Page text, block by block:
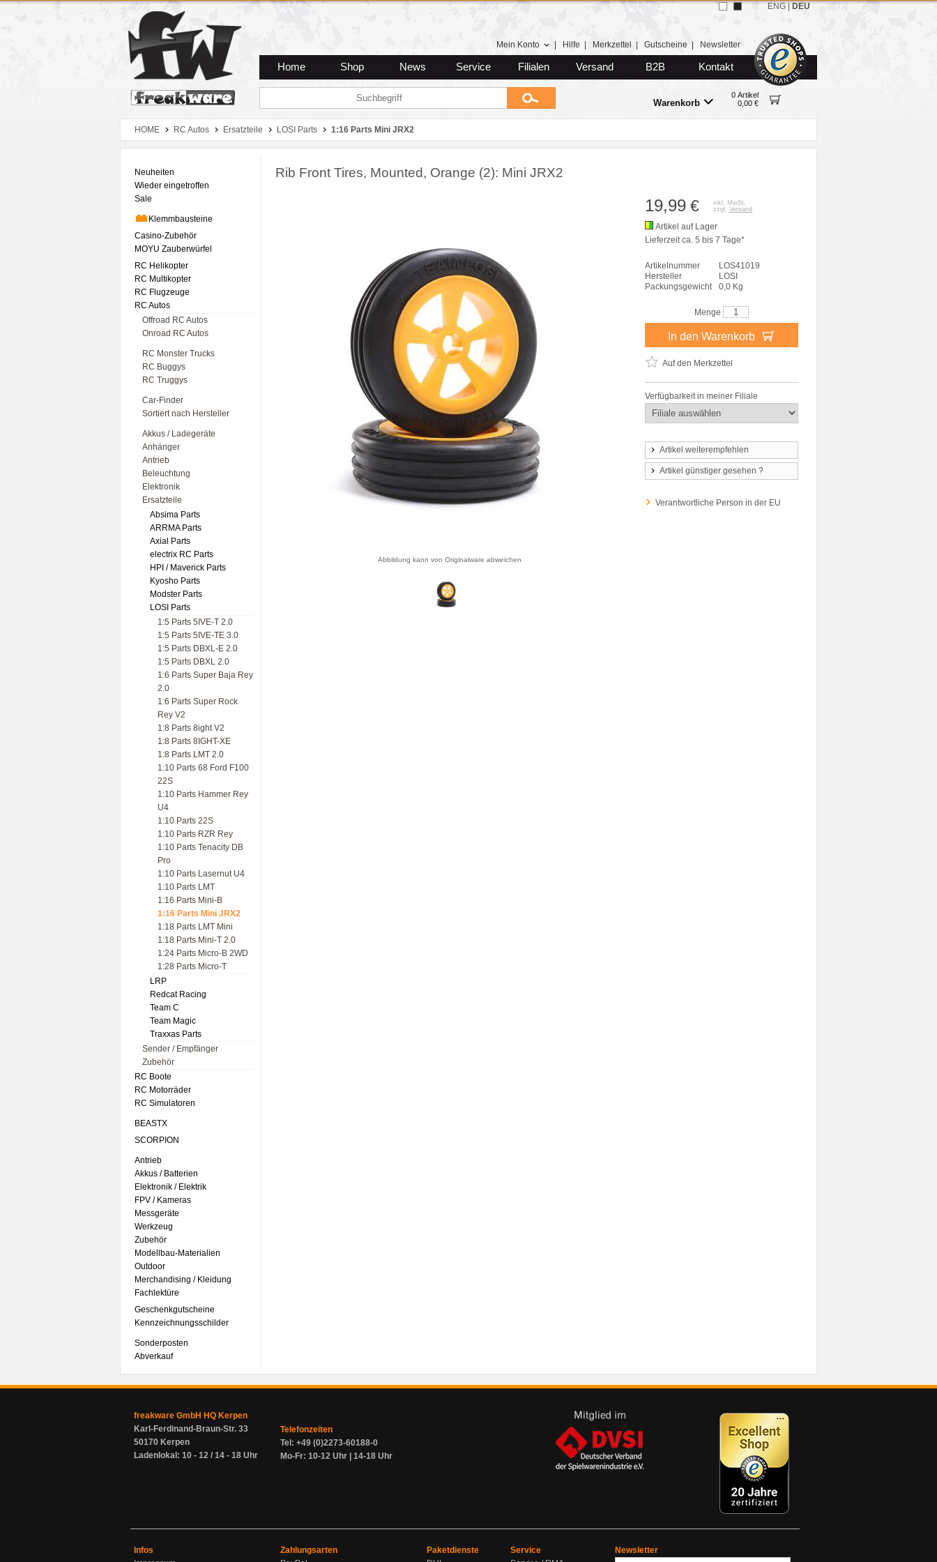
Zum Hauptmenue
Zum Seiteninhalt
Zum Warenkob
Mein Konto Hilfe Merkzettel Gutscheine Newsletter
Home Shop News Service Filialen Versand B2B Kontakt
Warenkorb
0 Artikel
0,00 €
ENG DEU
HOME RC Autos Ersatzteile LOSI Parts 1:16 Parts Mini JRX2
Neuheiten
Wieder eingetroffen
Sale
Klemmbausteine
Casino-Zubehör
MOYU Zauberwürfel
RC Helikopter
RC Multikopter
RC Flugzeuge
RC Autos
Offroad RC Autos
Onroad RC Autos
RC Monster Trucks
RC Buggys
RC Truggys
Car-Finder
Sortiert nach Hersteller
Akkus / Ladegeräte
Anhänger
Antrieb
Beleuchtung
Elektronik
Ersatzteile
Absima Parts
ARRMA Parts
Axial Parts
electrix RC Parts
HPI / Maverick Parts
Kyosho Parts
Modster Parts
LOSI Parts
1:5 Parts 5IVE-T 2.0
1:5 Parts 5IVE-TE 3.0
1:5 Parts DBXL-E 2.0
1:5 Parts DBXL 2.0
1:6 Parts Super Baja Rey
2.0
1:6 Parts Super Rock
Rey V2
1:8 Parts 8ight V2
1:8 Parts 8IGHT-XE
1:8 Parts LMT 2.0
1:10 Parts 68 Ford F100
22S
1:10 Parts Hammer Rey
U4
1:10 Parts 22S
1:10 Parts RZR Rey
1:10 Parts Tenacity DB
Pro
1:10 Parts Lasernut U4
1:10 Parts LMT
1:16 Parts Mini-B
1:16 Parts Mini JRX2
1:18 Parts LMT Mini
1:18 Parts Mini-T 2.0
1:24 Parts Micro-B 2WD
1:28 Parts Micro-T
LRP
Redcat Racing
Team C
Team Magic
Traxxas Parts
Sender / Empfänger
Zubehör
RC Boote
RC Motorräder
RC Simulatoren
BEASTX
SCORPION
Antrieb
Akkus / Batterien
Elektronik / Elektrik
FPV / Kameras
Messgeräte
Werkzeug
Zubehör
Modellbau-Materialien
Outdoor
Merchandising / Kleidung
Fachlektüre
Geschenkgutscheine
Kennzeichnungsschilder
Sonderposten
Abverkauf
Rib Front Tires, Mounted, Orange (2): Mini JRX2
Abbildung kann von Originalware abweichen
19,99 €
inkl. MwSt.
zzgl. Versand
Artikel auf Lager
Lieferzeit ca. 5 bis 7 Tage*
Artikelnummer
LOS41019
Hersteller
LOSI
Packungsgewicht
0,0 Kg
Menge
In den Warenkorb
Auf den Merkzettel
Verfügbarkeit in meiner Filiale
Artikel weiterempfehlen
Artikel günstiger gesehen ?
Verantwortliche Person in der EU
freakware GmbH HQ Kerpen
Karl-Ferdinand-Braun-Str. 33
50170 Kerpen
Ladenlokal: 10 - 12 / 14 - 18 Uhr
Telefonzeiten
Tel: +49 (0)2273-60188-0
Mo-Fr: 10-12 Uhr | 14-18 Uhr
Infos
Zahlungsarten
Paketdienste
Service
Newsletter